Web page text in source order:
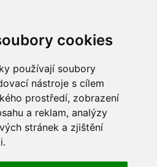
cookies
používají soubory
nástroje s cílem
prostředí, zobrazení
a reklam, analýzy
stránek a zjištění